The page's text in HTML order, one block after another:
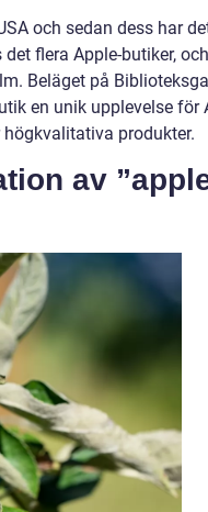
och sedan dess har
flera Apple-butiker,
Beläget på
en unik upplevelse för
produkter.
av